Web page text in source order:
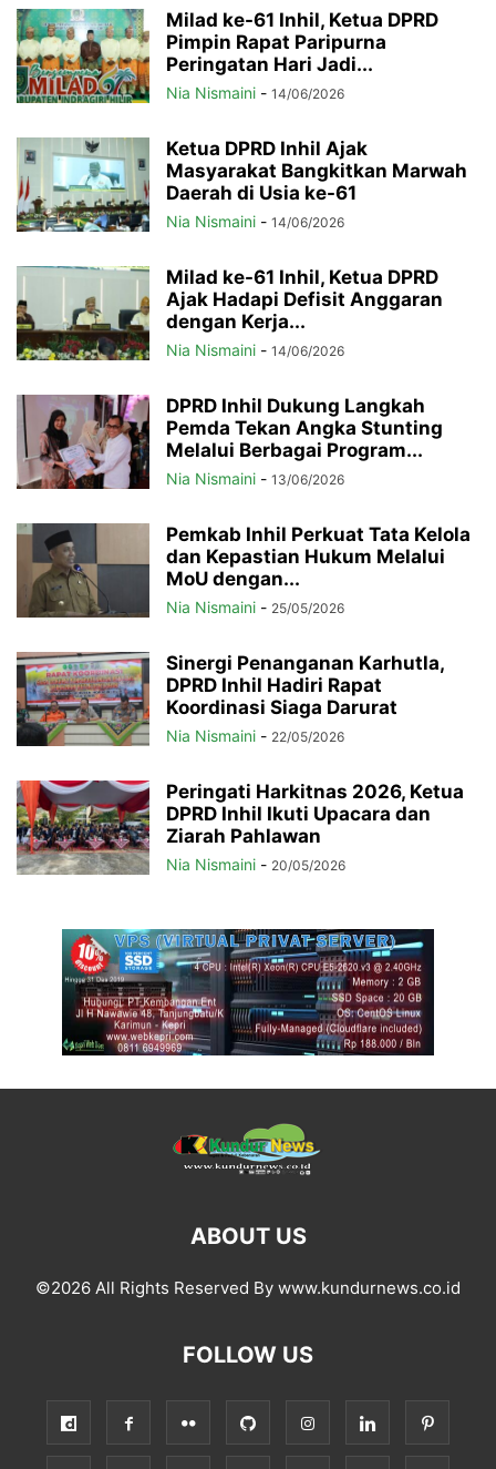
Milad ke-61 Inhil, Ketua DPRD
Pimpin Rapat Paripurna
Peringatan Hari Jadi...
Nia Nismaini - 14/06/2026
Ketua DPRD Inhil Ajak
Masyarakat Bangkitkan Marwah
Daerah di Usia ke-61
Nia Nismaini - 14/06/2026
Milad ke-61 Inhil, Ketua DPRD
Ajak Hadapi Defisit Anggaran
dengan Kerja...
Nia Nismaini - 14/06/2026
DPRD Inhil Dukung Langkah
Pemda Tekan Angka Stunting
Melalui Berbagai Program...
Nia Nismaini - 13/06/2026
Pemkab Inhil Perkuat Tata Kelola
dan Kepastian Hukum Melalui
MoU dengan...
Nia Nismaini - 25/05/2026
Sinergi Penanganan Karhutla,
DPRD Inhil Hadiri Rapat
Koordinasi Siaga Darurat
Nia Nismaini - 22/05/2026
Peringati Harkitnas 2026, Ketua
DPRD Inhil Ikuti Upacara dan
Ziarah Pahlawan
Nia Nismaini - 20/05/2026
ABOUT US
©2026 All Rights Reserved By www.kundurnews.co.id
FOLLOW US